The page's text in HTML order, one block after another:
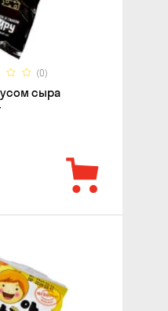
(0)
сыра